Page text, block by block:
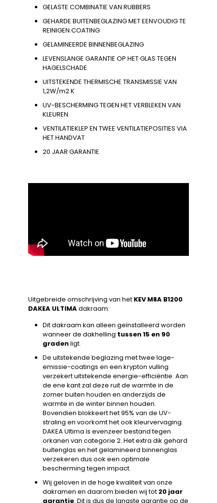
GELASTE COMBINATIE VAN RUBBERS
GEHARDE BUITENBEGLAZING MET EENVOUDIG TE
REINIGEN COATING
GELAMINEERDE BINNENBEGLAZING
LEVENSLANGE GARANTIE OP HET GLAS TEGEN
HAGELSCHADE
UITSTEKENDE THERMISCHE TRANSMISSIE VAN
1,2W/m2 K
UV-BESCHERMING TEGEN HET VERBLEKEN VAN
KLEUREN
VENTILATIEKLEP EN TWEE VENTILATIEPOSITIES VIA
HET HANDVAT
20 JAAR GARANTIE
Uitgebreide omschrijving van het KEV M8A B1200
DAKEA ULTIMAdakraam:
Dit dakraam kan alleen geïnstalleerd worden
wanneer de dakhelling tussen 15 en 90
gradenligt.
De uitstekende beglazing met twee lage-
emissie-coatings en een krypton vulling
verzekert uitstekende energie-efficiëntie. Aan
de ene kant zal deze ruit de warmte in de
zomer buiten houden en anderzijds de
warmte in de winter binnen houden.
Bovendien blokkeert het 95% van de UV-
straling en voorkomt het ook kleurvervaging.
DAKEA Ultima is evenzeer bestand tegen
orkanen van categorie 2. Het extra dik gehard
buitenglas en het gelamineerd binnenglas
verzekeren dus ook een optimale
bescherming tegen impact.
Wij geloven in de hoge kwaliteit van onze
dakramen en daarom bieden wij tot 20 jaar
garantie. Dit is dus de langste garantie op de